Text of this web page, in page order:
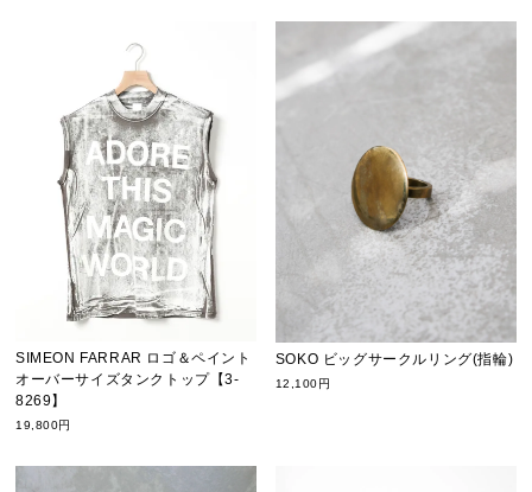
SIMEON FARRAR ロゴ＆ペイント
オーバーサイズタンクトップ【3-
8269】
19,800円
SOKO ビッグサークルリング(指輪)
12,100円